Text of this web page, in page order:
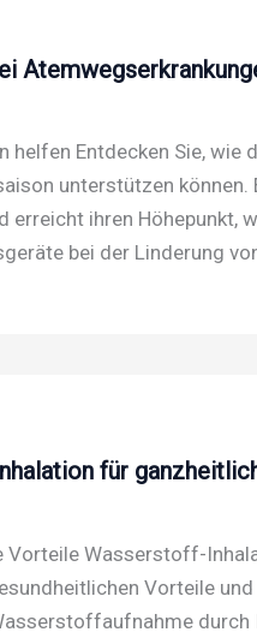
Entdecken Sie, wie
unterstützen können.
erreicht ihren Höhepunkt,
bei der Linderung
für
Vorteile Wasserstoff-
Vorteile
durch